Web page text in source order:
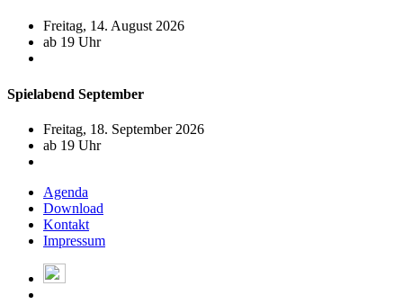
Freitag, 14. August 2026
ab 19 Uhr
Spielabend September
Freitag, 18. September 2026
ab 19 Uhr
Agenda
Download
Kontakt
Impressum